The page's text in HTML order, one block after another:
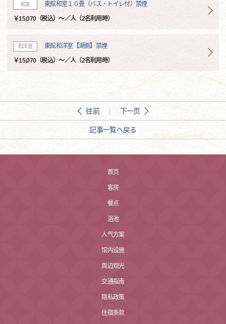
和室 東館和室１０畳（バス・トイレ付）禁煙
￥15,070（税込）～／人（2名利用時）
和洋室 東館和洋室【湖側】禁煙
￥15,070（税込）～／人（2名利用時）
往前 下一页
記事一覧へ戻る
首页
客房
餐点
浴池
人气方案
馆内设施
周边观光
交通指南
隐私政策
住宿条款